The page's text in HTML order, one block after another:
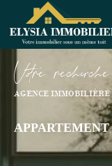
Vore recece
AGENCE